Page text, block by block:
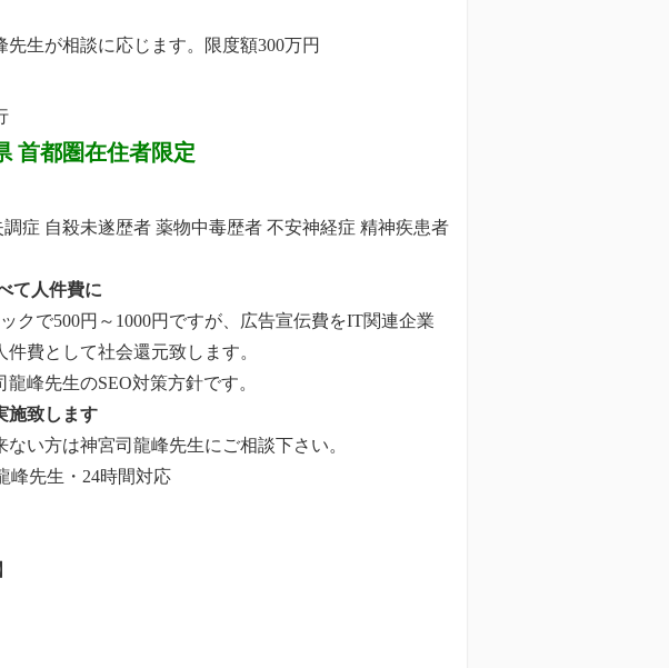
生が相談に応じます。限度額300万円
首都圏在住者限定
症 自殺未遂歴者 薬物中毒歴者 不安神経症 精神疾患者
て人件費に
クで500円～1000円ですが、広告宣伝費をIT関連企業
費として社会還元致します。
峰先生のSEO対策方針です。
施致します
い方は神宮司龍峰先生にご相談下さい。
峰先生・24時間対応